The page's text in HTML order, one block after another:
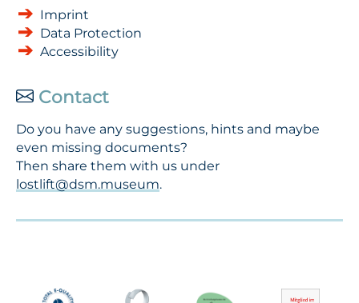
Imprint
Data Protection
Accessibility
Contact
Do you have any suggestions, hints and maybe
even missing documents?
Then share them with us under
lostlift@dsm.museum.